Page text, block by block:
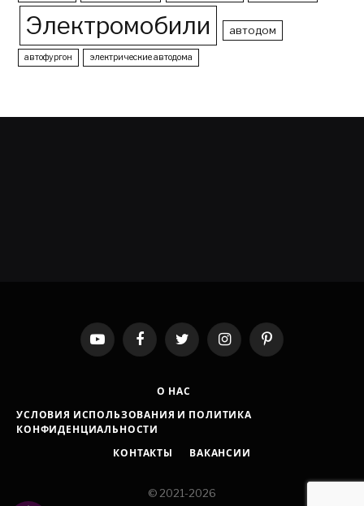
Электромобили автодом
автофургон электрические автодома
YouTubeFacebookTwitter InstagramPinterest
О НАС
УСЛОВИЯ ИСПОЛЬЗОВАНИЯ И ПОЛИТИКА
КОНФИДЕНЦИАЛЬНОСТИ
КОНТАКТЫ
ВАКАНСИИ
© 2021-2026